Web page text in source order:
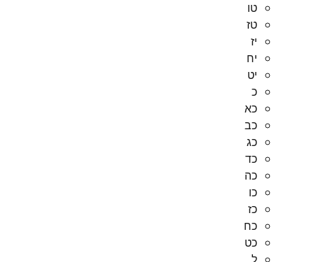
טו
טז
יז
יח
יט
כ
כא
כב
כג
כד
כה
כו
כז
כח
כט